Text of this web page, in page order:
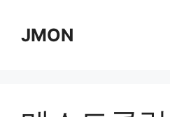
contentJMON